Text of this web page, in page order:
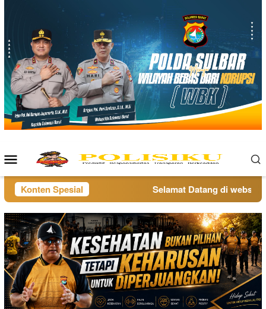
Menu
Mobile
Konten Spesial Selamat Datang di website